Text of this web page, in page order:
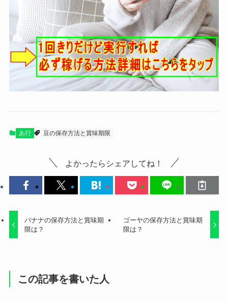
あ行 豆の保存方法と賞味期限
よかったらシェアしてね！
バナナの保存方法と賞味期
限は？
ゴーヤの保存方法と賞味期
限は？
この記事を書いた人